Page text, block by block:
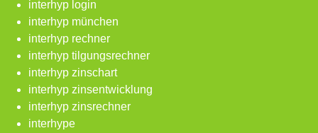
interhyp login
interhyp münchen
interhyp rechner
interhyp tilgungsrechner
interhyp zinschart
interhyp zinsentwicklung
interhyp zinsrechner
interhype